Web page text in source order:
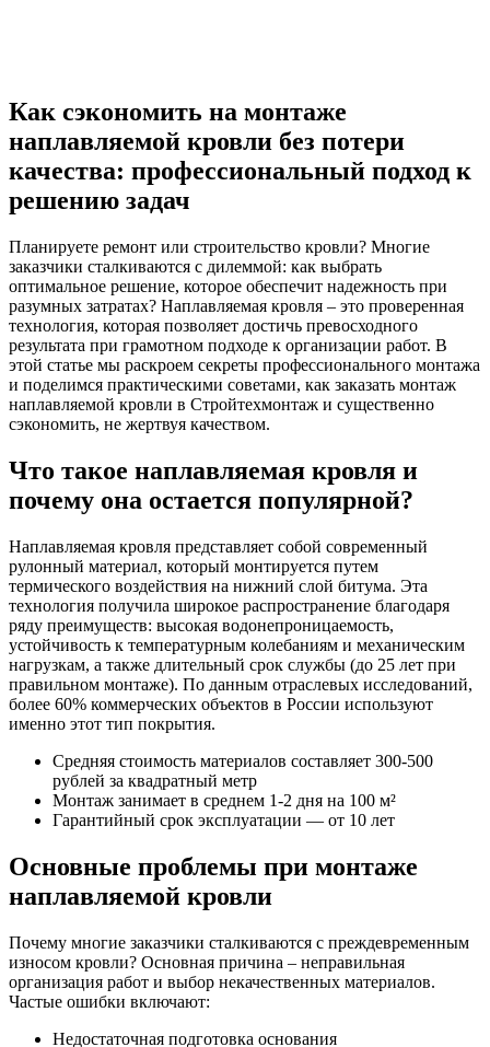
Как сэкономить на монтаже
наплавляемой кровли без потери
качества: профессиональный подход к
решению задач
Планируете ремонт или строительство кровли? Многие
заказчики сталкиваются с дилеммой: как выбрать
оптимальное решение, которое обеспечит надежность при
разумных затратах? Наплавляемая кровля – это проверенная
технология, которая позволяет достичь превосходного
результата при грамотном подходе к организации работ. В
этой статье мы раскроем секреты профессионального монтажа
и поделимся практическими советами, как заказать монтаж
наплавляемой кровли в Стройтехмонтаж и существенно
сэкономить, не жертвуя качеством.
Что такое наплавляемая кровля и
почему она остается популярной?
Наплавляемая кровля представляет собой современный
рулонный материал, который монтируется путем
термического воздействия на нижний слой битума. Эта
технология получила широкое распространение благодаря
ряду преимуществ: высокая водонепроницаемость,
устойчивость к температурным колебаниям и механическим
нагрузкам, а также длительный срок службы (до 25 лет при
правильном монтаже). По данным отраслевых исследований,
более 60% коммерческих объектов в России используют
именно этот тип покрытия.
Средняя стоимость материалов составляет 300-500
рублей за квадратный метр
Монтаж занимает в среднем 1-2 дня на 100 м²
Гарантийный срок эксплуатации — от 10 лет
Основные проблемы при монтаже
наплавляемой кровли
Почему многие заказчики сталкиваются с преждевременным
износом кровли? Основная причина – неправильная
организация работ и выбор некачественных материалов.
Частые ошибки включают:
Недостаточная подготовка основания